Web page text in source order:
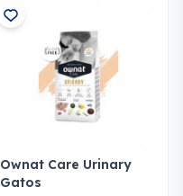
Ownat Care Urinary
Gatos